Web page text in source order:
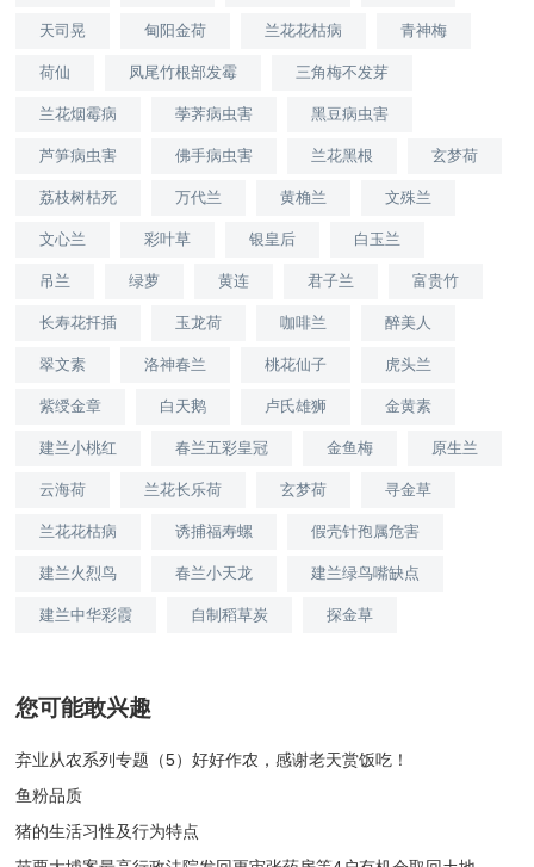
天司晃 甸阳金荷 兰花花枯病 青神梅
荷仙 凤尾竹根部发霉 三角梅不发芽
兰花烟霉病 荸荠病虫害 黑豆病虫害
芦笋病虫害 佛手病虫害 兰花黑根 玄梦荷
荔枝树枯死 万代兰 黄桷兰 文殊兰
文心兰 彩叶草 银皇后 白玉兰
吊兰 绿萝 黄连 君子兰 富贵竹
长寿花扦插 玉龙荷 咖啡兰 醉美人
翠文素 洛神春兰 桃花仙子 虎头兰
紫绶金章 白天鹅 卢氏雄狮 金黄素
建兰小桃红 春兰五彩皇冠 金鱼梅 原生兰
云海荷 兰花长乐荷 玄梦荷 寻金草
兰花花枯病 诱捕福寿螺 假壳针孢属危害
建兰火烈鸟 春兰小天龙 建兰绿鸟嘴缺点
建兰中华彩霞 自制稻草炭 探金草
您可能敢兴趣
弃业从农系列专题（5）好好作农，感谢老天赏饭吃！
鱼粉品质
猪的生活习性及行为特点